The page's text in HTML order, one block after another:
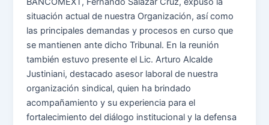
situación actual de nuestra Organización, así como
las principales demandas y procesos en curso que
se mantienen ante dicho Tribunal. En la reunión
también estuvo presente el Lic. Arturo Alcalde
Justiniani, destacado asesor laboral de nuestra
organización sindical, quien ha brindado
acompañamiento y su experiencia para el
fortalecimiento del diálogo institucional y la defensa